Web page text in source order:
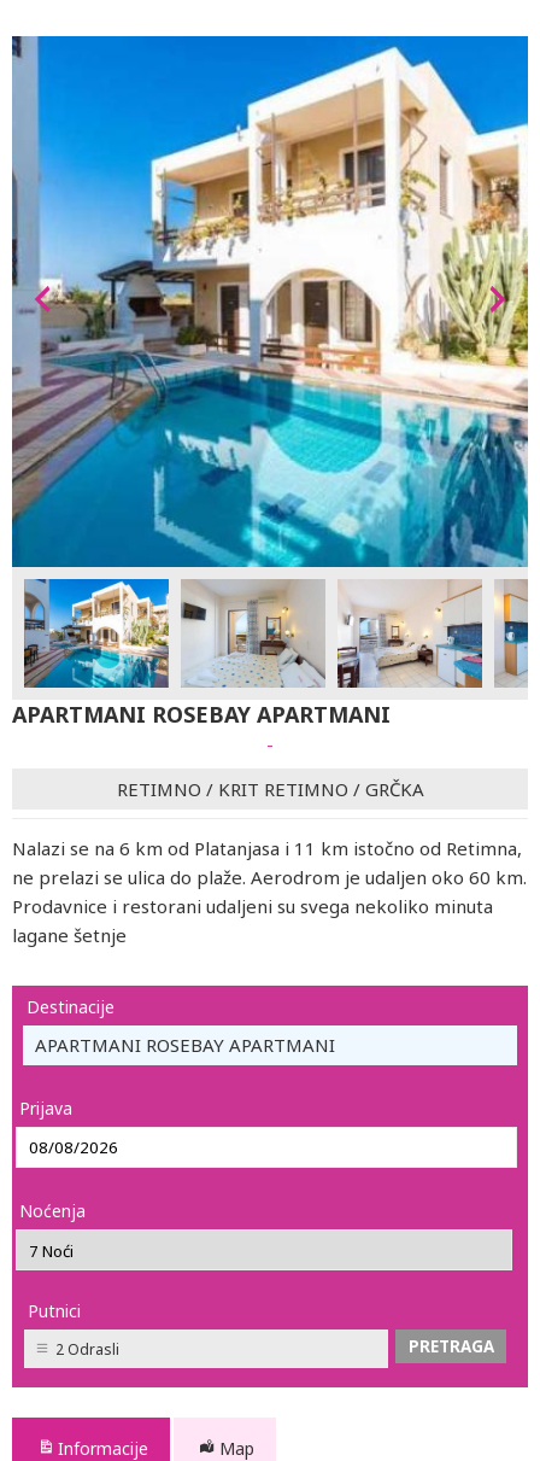
APARTMANI ROSEBAY APARTMANI
-
RETIMNO / KRIT RETIMNO / GRČKA
Nalazi se na 6 km od Platanjasa i 11 km istočno od Retimna,
ne prelazi se ulica do plaže. Aerodrom je udaljen oko 60 km.
Prodavnice i restorani udaljeni su svega nekoliko minuta
lagane šetnje
Destinacije
APARTMANI ROSEBAY APARTMANI
Prijava
Noćenja
Putnici
2 Odrasli
Informacije Map